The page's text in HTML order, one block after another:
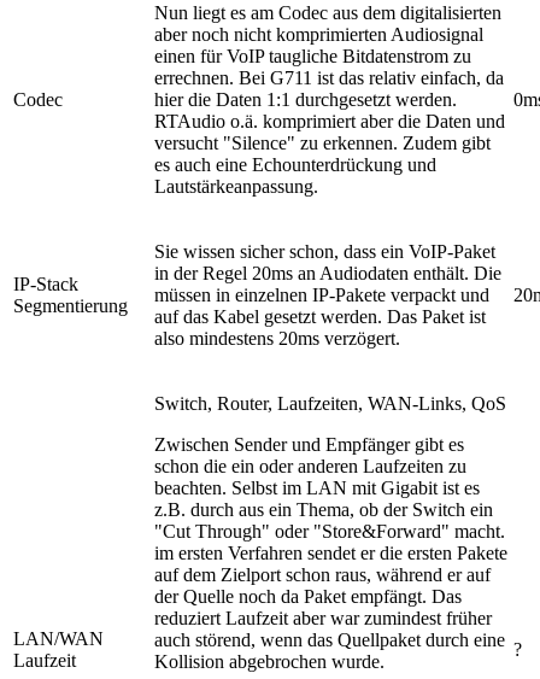
Codec
Nun liegt es am Codec aus dem digitalisierten
aber noch nicht komprimierten Audiosignal
einen für VoIP taugliche Bitdatenstrom zu
errechnen. Bei G711 ist das relativ einfach, da
hier die Daten 1:1 durchgesetzt werden.
RTAudio o.ä. komprimiert aber die Daten und
versucht "Silence" zu erkennen. Zudem gibt
es auch eine Echounterdrückung und
Lautstärkeanpassung.
IP-Stack
Segmentierung
Sie wissen sicher schon, dass ein VoIP-Paket
in der Regel 20ms an Audiodaten enthält. Die
müssen in einzelnen IP-Pakete verpackt und
auf das Kabel gesetzt werden. Das Paket ist
also mindestens 20ms verzögert.
LAN/WAN
Laufzeit
Switch, Router, Laufzeiten, WAN-Links, QoS
Zwischen Sender und Empfänger gibt es
schon die ein oder anderen Laufzeiten zu
beachten. Selbst im LAN mit Gigabit ist es
z.B. durch aus ein Thema, ob der Switch ein
"Cut Through" oder "Store&Forward" macht.
im ersten Verfahren sendet er die ersten Pakete
auf dem Zielport schon raus, während er auf
der Quelle noch da Paket empfängt. Das
reduziert Laufzeit aber war zumindest früher
auch störend, wenn das Quellpaket durch eine
Kollision abgebrochen wurde.
?